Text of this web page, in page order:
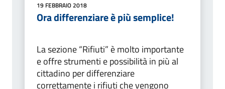
19 FEBBRAIO 2018
Ora differenziare è più semplice!
La sezione “Rifiuti” è molto importante
e offre strumenti e possibilità in più al
cittadino per differenziare
correttamente i rifiuti che vengono